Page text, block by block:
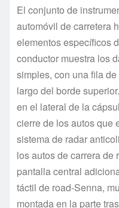
El conjunto de
automóvil de carretera
elementos específicos
conductor muestra los
simples, con una fila
largo del borde
en el lateral de la
cierre de los autos que
sistema de radar
los autos de carrera de
pantalla central
táctil de road-Senna,
montada en la parte